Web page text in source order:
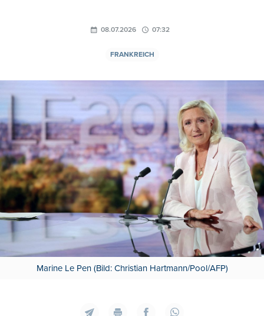
08.07.2026 07:32
FRANKREICH
Marine Le Pen (Bild: Christian Hartmann/Pool/AFP)